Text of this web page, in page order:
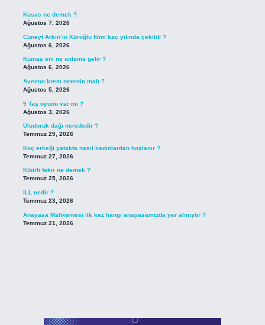
Kusas ne demek ?
Ağustos 7, 2026
Cüneyt Arkın’ın Köroğlu filmi kaç yılında çekildi ?
Ağustos 6, 2026
Kumaş eni ne anlama gelir ?
Ağustos 6, 2026
Aveeno krem nerenin malı ?
Ağustos 5, 2026
9 Taş oyunu var mı ?
Ağustos 3, 2026
Uludoruk dağı nerededir ?
Temmuz 29, 2026
Koç erkeği yatakta nasıl kadınlardan hoşlanır ?
Temmuz 27, 2026
Kibirli fakir ne demek ?
Temmuz 25, 2026
ILL nedir ?
Temmuz 23, 2026
Anayasa Mahkemesi ilk kez hangi anayasamızda yer almıştır ?
Temmuz 21, 2026